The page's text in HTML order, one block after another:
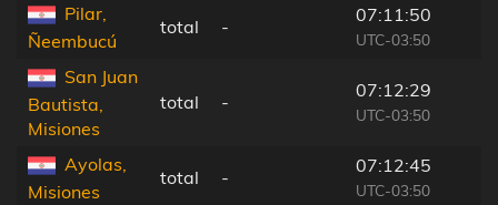
Pilar,
Ñeembucú
total -
07:11:50
UTC-03:50
San Juan
Bautista,
Misiones
total -
07:12:29
UTC-03:50
Ayolas,
Misiones
total -
07:12:45
UTC-03:50